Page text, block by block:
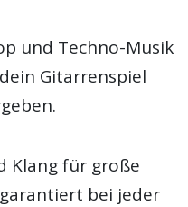
und Techno-Musik
Gitarrenspiel
Klang für große
bei jeder